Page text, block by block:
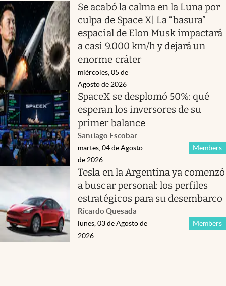
Se acabó la calma en la Luna por
culpa de Space X| La “basura”
espacial de Elon Musk impactará
a casi 9.000 km/h y dejará un
enorme cráter
miércoles, 05 de
Agosto de 2026
SpaceX se desplomó 50%: qué
esperan los inversores de su
primer balance
Santiago Escobar
Members
martes, 04 de Agosto
de 2026
Tesla en la Argentina ya comenzó
a buscar personal: los perfiles
estratégicos para su desembarco
Ricardo Quesada
Members
lunes, 03 de Agosto de
2026